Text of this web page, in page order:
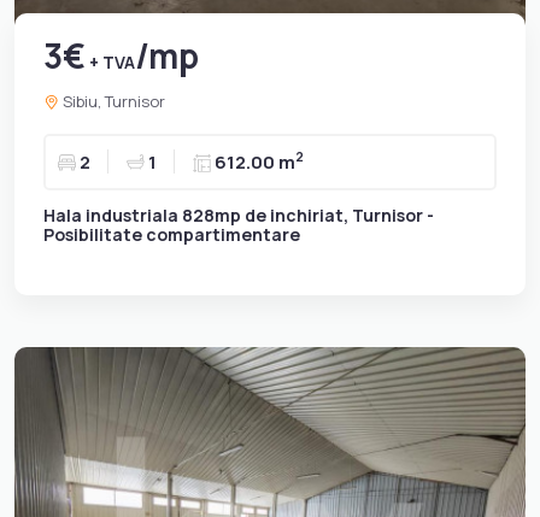
3€ + TVA/mp
Sibiu, Turnisor
2 1 612.00 m2
Hala industriala 828mp de inchiriat, Turnisor -
Posibilitate compartimentare